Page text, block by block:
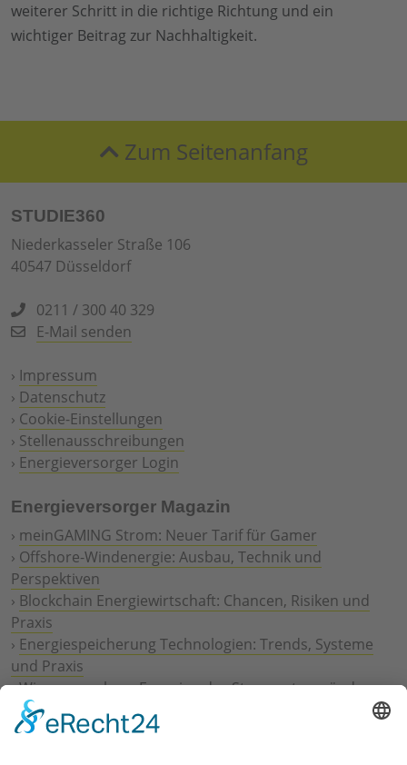
weiterer Schritt in die richtige Richtung und ein
wichtiger Beitrag zur Nachhaltigkeit.
Zum Seitenanfang
STUDIE360
Niederkasseler Straße 106
40547 Düsseldorf
0211 / 300 40 329
E-Mail senden
› Impressum
› Datenschutz
› Cookie-Einstellungen
› Stellenausschreibungen
› Energieversorger Login
Energieversorger Magazin
› meinGAMING Strom: Neuer Tarif für Gamer
› Offshore-Windenergie: Ausbau, Technik und
Perspektiven
› Blockchain Energiewirtschaft: Chancen, Risiken und
Praxis
› Energiespeicherung Technologien: Trends, Systeme
und Praxis
›Wie erneuerbare Energien das Stromnetz verändern
Digitalisierung Energiewirtschaft: Effizienz, Netze und
Prozesse